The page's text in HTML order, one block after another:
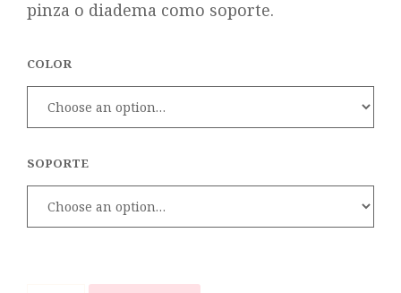
pinza o diadema como soporte.
COLOR
SOPORTE